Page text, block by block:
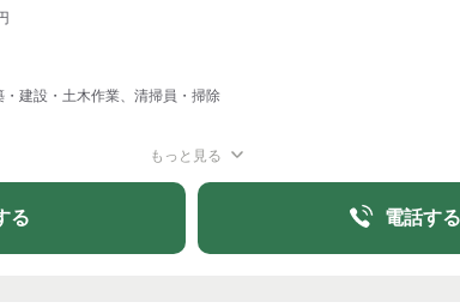
建設・土木作業、清掃員・掃除
もっと見る
る 電話する